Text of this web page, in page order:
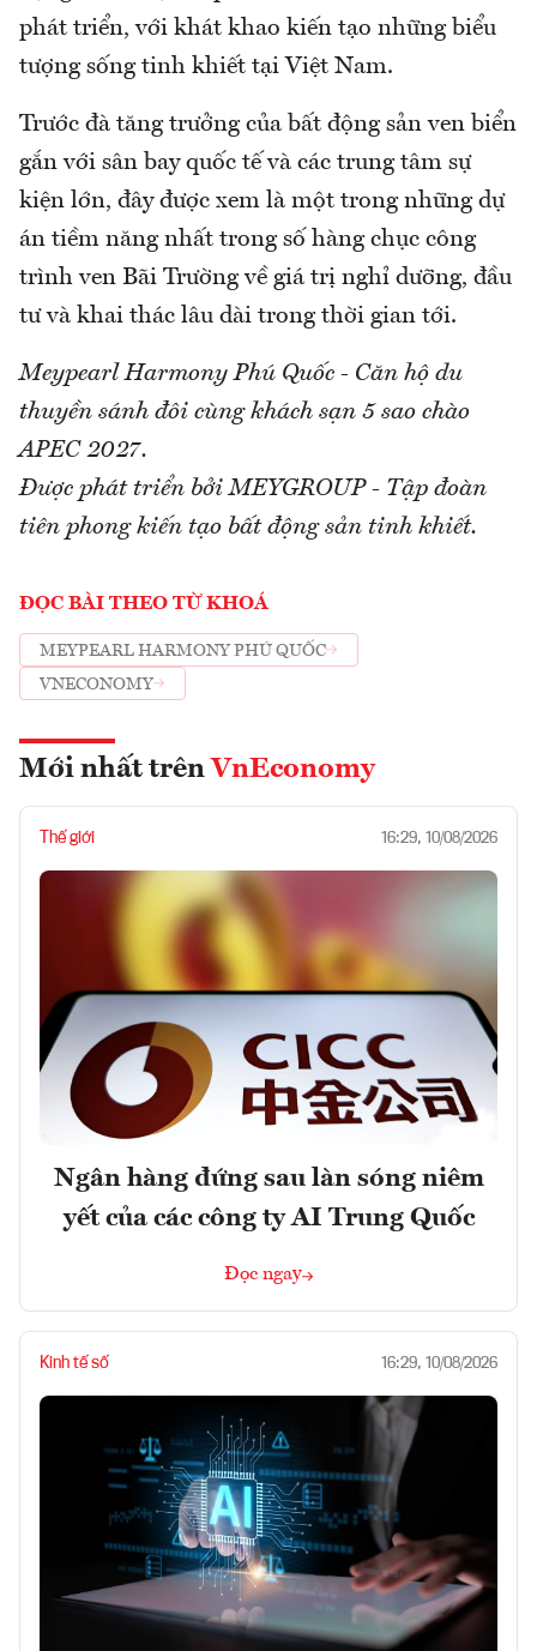
phát triển, với khát khao kiến tạo những biểu
tượng sống tinh khiết tại Việt Nam.
Trước đà tăng trưởng của bất động sản ven biển
gắn với sân bay quốc tế và các trung tâm sự
kiện lớn, đây được xem là một trong những dự
án tiềm năng nhất trong số hàng chục công
trình ven Bãi Trường về giá trị nghỉ dưỡng, đầu
tư và khai thác lâu dài trong thời gian tới.
Meypearl Harmony Phú Quốc - Căn hộ du
thuyền sánh đôi cùng khách sạn 5 sao chào
APEC 2027.
Được phát triển bởi MEYGROUP - Tập đoàn
tiên phong kiến tạo bất động sản tinh khiết.
ĐỌC BÀI THEO TỪ KHOÁ
MEYPEARL HARMONY PHÚ QUỐC
VNECONOMY
Mới nhất trên VnEconomy
Thế giới 16:29, 10/08/2026
Ngân hàng đứng sau làn sóng niêm
yết của các công ty AI Trung Quốc
Đọc ngay
Kinh tế số 16:29, 10/08/2026